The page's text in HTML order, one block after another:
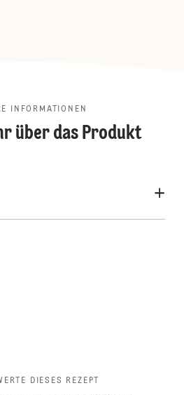
INFORMATIONEN
über das Produkt
DIESES REZEPT